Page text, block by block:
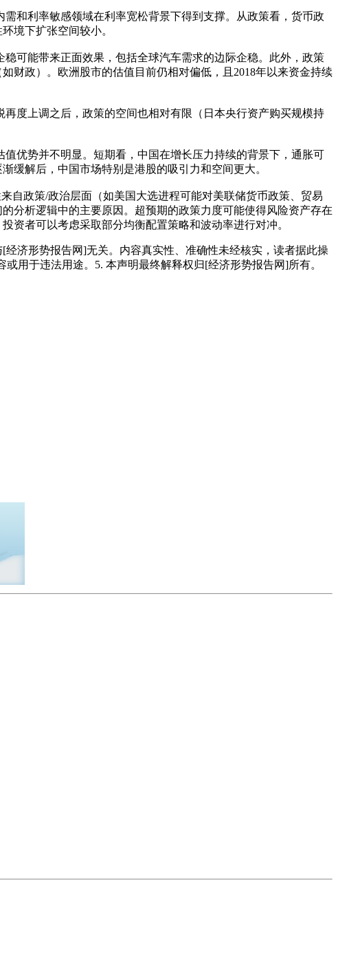
和利率敏感领域在利率宽松背景下得到支撑。从政策看，货币政
境下扩张空间较小。
可能带来正面效果，包括全球汽车需求的边际企稳。此外，政策
财政）。欧洲股市的估值目前仍相对偏低，且2018年以来资金持续
度上调之后，政策的空间也相对有限（日本央行资产购买规模持
优势并不明显。短期看，中国在增长压力持续的背景下，通胀可
缓解后，中国市场特别是港股的吸引力和空间更大。
自政策/政治层面（如美国大选进程可能对美联储货币政策、贸易
分析逻辑中的主要原因。超预期的政策力度可能使得风险资产存在
资者可以考虑采取部分均衡配置策略和波动率进行对冲。
济形势报告网]无关。内容真实性、准确性未经核实，读者据此操
用于违法用途。5. 本声明最终解释权归[经济形势报告网]所有。